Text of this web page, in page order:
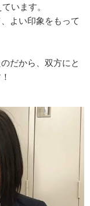
います。
よい印象をもって
だから、双方にと